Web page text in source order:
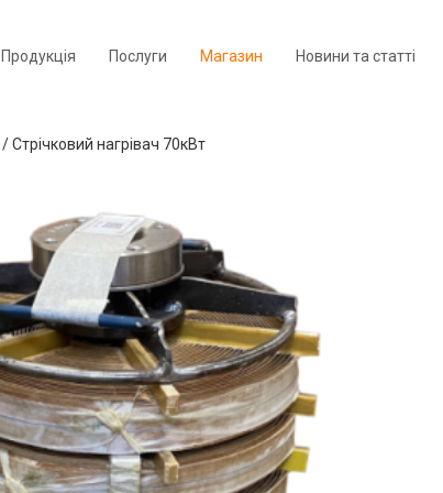
Продукція Послуги Магазин Новини та статті
/Стрічковий нагрівач 70кВт